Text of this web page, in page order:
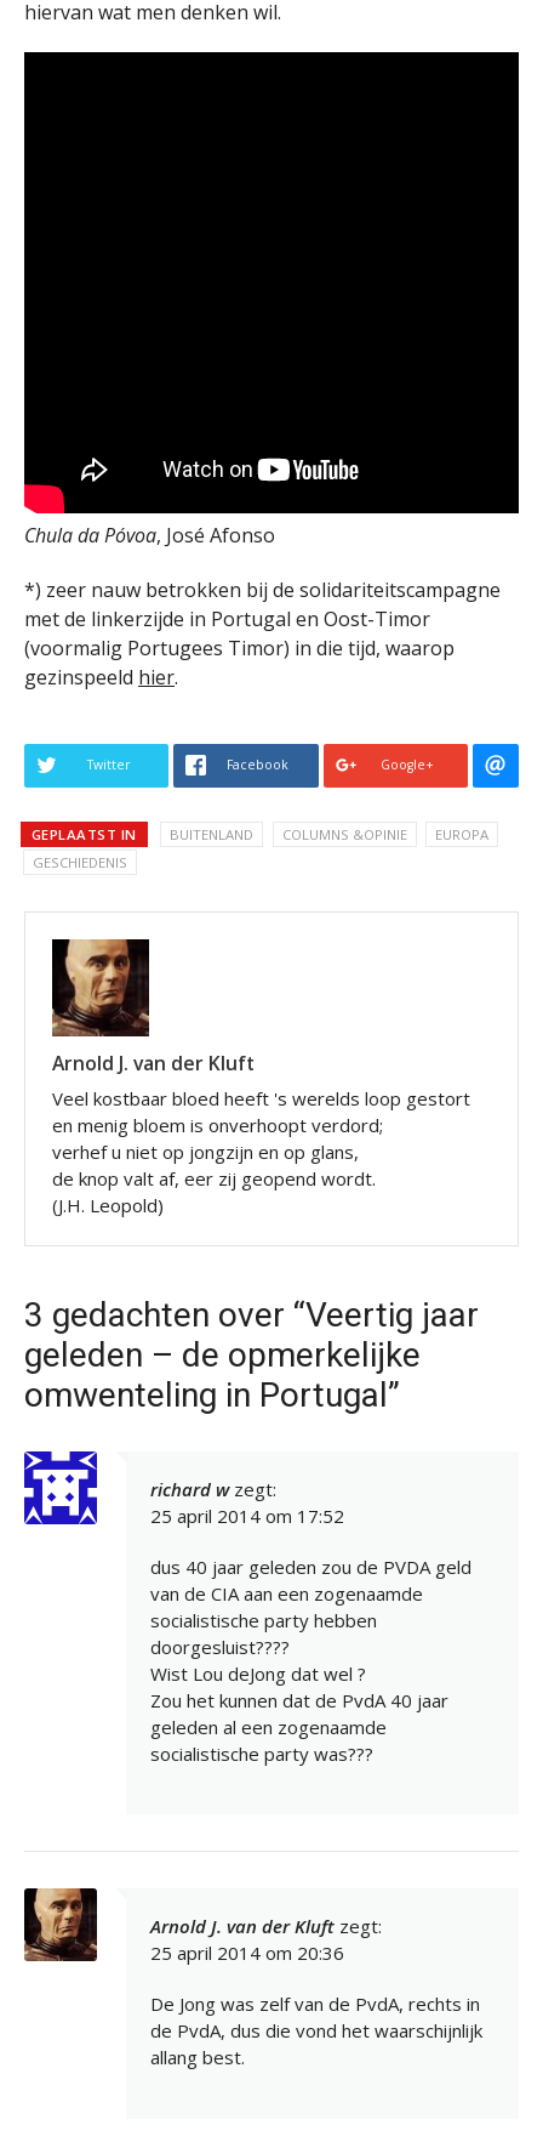
hiervan wat men denken wil.
Chula da Póvoa, José Afonso
*) zeer nauw betrokken bij de solidariteitscampagne
met de linkerzijde in Portugal en Oost-Timor
(voormalig Portugees Timor) in die tijd, waarop
gezinspeeld hier.
Twitter Facebook Google+
GEPLAATST IN BUITENLAND COLUMNS &OPINIE
EUROPA
GESCHIEDENIS
Arnold J. van der Kluft
Veel kostbaar bloed heeft 's werelds loop gestort
en menig bloem is onverhoopt verdord;
verhef u niet op jongzijn en op glans,
de knop valt af, eer zij geopend wordt.
(J.H. Leopold)
3 gedachten over “Veertig jaar
geleden – de opmerkelijke
omwenteling in Portugal”
richard w zegt:
25 april 2014 om 17:52
dus 40 jaar geleden zou de PVDA geld
van de CIA aan een zogenaamde
socialistische party hebben
doorgesluist????
Wist Lou deJong dat wel ?
Zou het kunnen dat de PvdA 40 jaar
geleden al een zogenaamde
socialistische party was???
Arnold J. van der Kluft zegt:
25 april 2014 om 20:36
De Jong was zelf van de PvdA, rechts in
de PvdA, dus die vond het waarschijnlijk
allang best.